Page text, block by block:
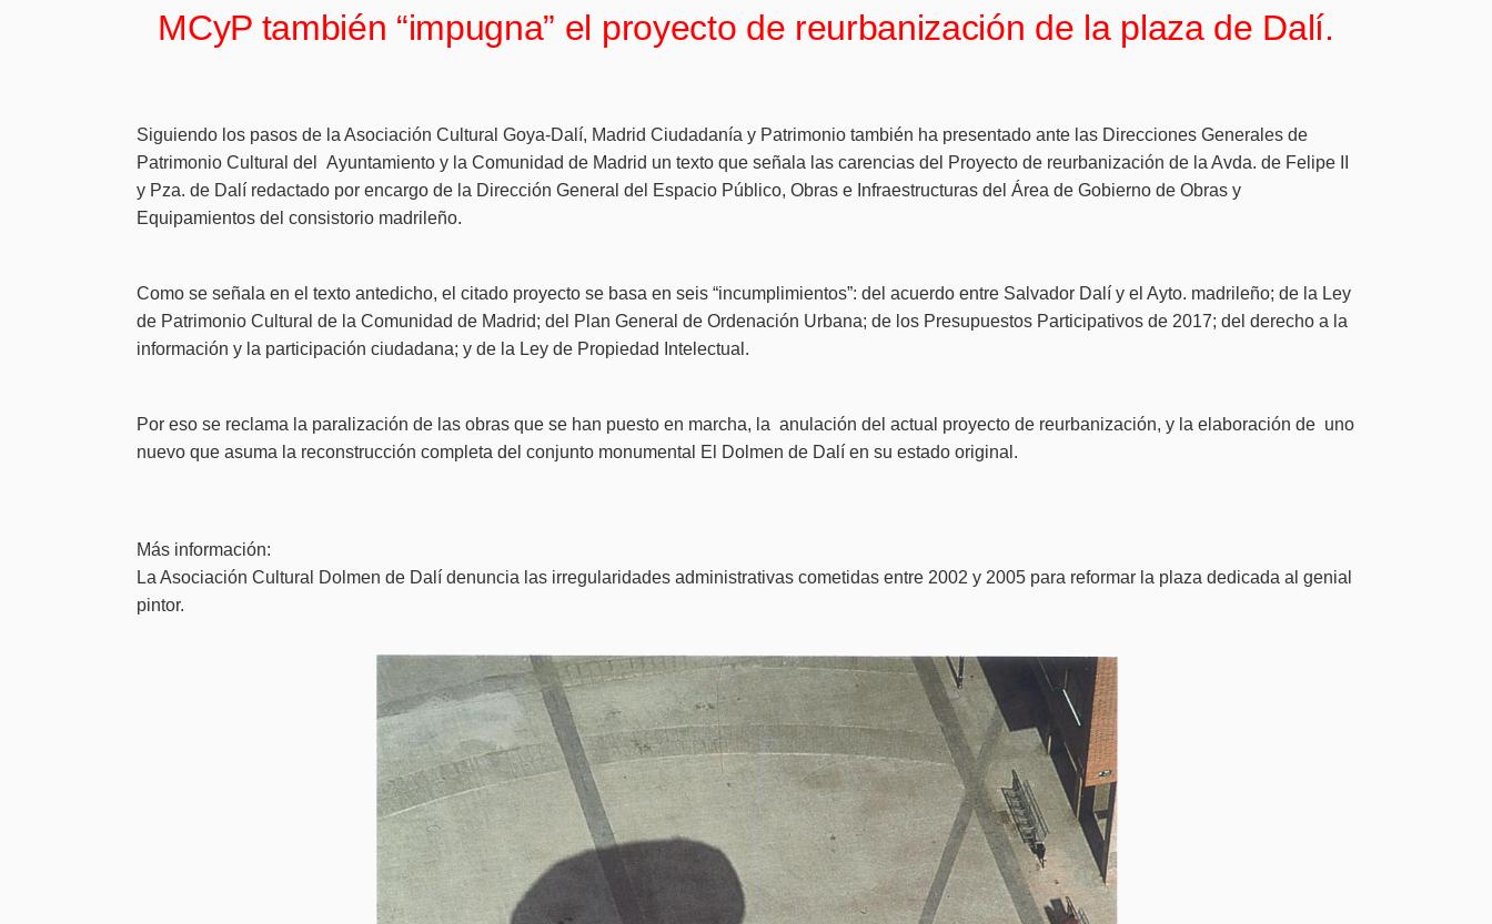
MCyP también “impugna” el proyecto de reurbanización de la plaza de Dalí.
Siguiendo los pasos de la Asociación Cultural Goya-Dalí, Madrid Ciudadanía y Patrimonio también ha presentado ante las Direcciones Generales de
Patrimonio Cultural del Ayuntamiento y la Comunidad de Madrid un texto que señala las carencias del Proyecto de reurbanización de la Avda. de Felipe II
y Pza. de Dalí redactado por encargo de la Dirección General del Espacio Público, Obras e Infraestructuras del Área de Gobierno de Obras y
Equipamientos del consistorio madrileño.
Como se señala en el texto antedicho, el citado proyecto se basa en seis “incumplimientos”: del acuerdo entre Salvador Dalí y el Ayto. madrileño; de la Ley
de Patrimonio Cultural de la Comunidad de Madrid; del Plan General de Ordenación Urbana; de los Presupuestos Participativos de 2017; del derecho a la
información y la participación ciudadana; y de la Ley de Propiedad Intelectual.
Por eso se reclama la paralización de las obras que se han puesto en marcha, la anulación del actual proyecto de reurbanización, y la elaboración de uno
nuevo que asuma la reconstrucción completa del conjunto monumental El Dolmen de Dalí en su estado original.
Más información:
La Asociación Cultural Dolmen de Dalí denuncia las irregularidades administrativas cometidas entre 2002 y 2005 para reformar la plaza dedicada al genial
pintor.